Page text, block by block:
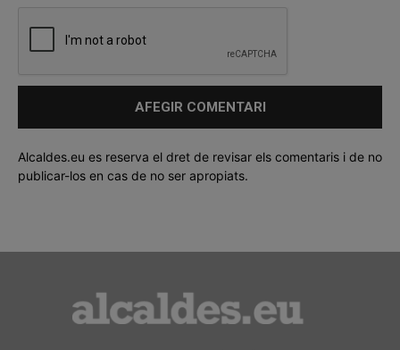
Alcaldes.eu es reserva el dret de revisar els comentaris i de no
publicar-los en cas de no ser apropiats.